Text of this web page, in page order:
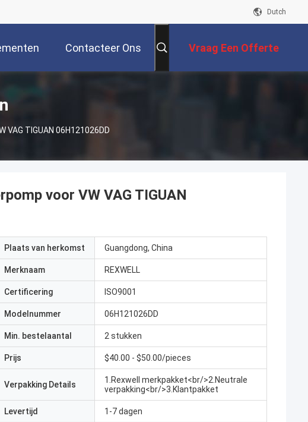
Dutch
Contacteer Ons Vraag Een Offerte
TIGUAN 06H121026DD
voor VW VAG TIGUAN
Plaats van herkomst Guangdong, China
Merknaam REXWELL
Certificering ISO9001
Modelnummer 06H121026DD
Min. bestelaantal 2 stukken
Prijs $40.00 - $50.00/pieces
Verpakking Details
1.Rexwell merkpakket<br/>2.Neutrale
verpakking<br/>3.Klantpakket
Levertijd 1-7 dagen